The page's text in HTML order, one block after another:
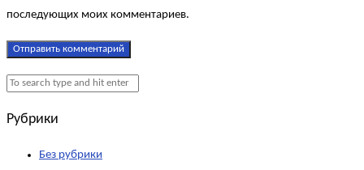
последующих моих комментариев.
Рубрики
Без рубрики